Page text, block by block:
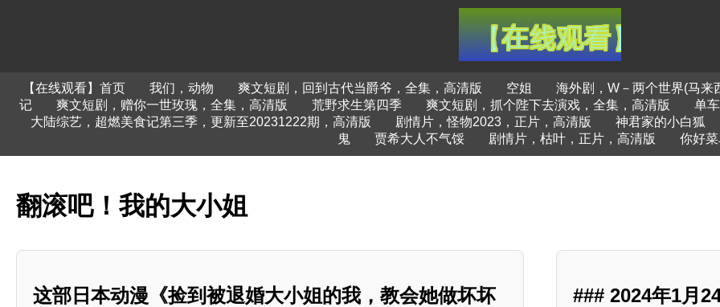
【在线观看】首页 我们，动物 爽文短剧，回到古代当爵爷，全集，高清版 空姐
海外剧，W－两个世界(马来
记
爽文短剧，赠你一世玫瑰，全集，高清版 荒野求生第四季 爽文短剧，抓个陛下去演戏，全集，高清版
单
大陆综艺，超燃美食记第三季，更新至20231222期，高清版
剧情片，怪物2023，正片，高清版
神君家的小白狐
鬼
贾希大人不气馁 剧情片，枯叶，正片，高清版 你好
翻滚吧！我的大小姐
这部日本动漫《捡到被退婚大小姐的我，教会她做坏坏
### 2024年1月